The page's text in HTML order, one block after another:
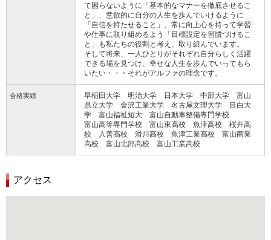
て困らないように「基本的なマナーを徹底させるこ
と」、意欲的に自分の人生を歩んでいけるように
「自信を持たせること」、常に向上心を持って学習
や仕事に取り組めるよう「目標設定を習慣づけるこ
と」も私たちの役割と考え、取り組んでいます。
そして将来、一人ひとりがそれぞれ自分らしく活躍
できる場を見つけ、幸せな人生を歩んでいってもら
いたい・・・それがアルファの理念です。
合格実績
早稲田大学 明治大学 日本大学 中部大学 富山
県立大学 金沢工業大学 名古屋文理大学 目白大
学 富山福祉短大 富山自動車整備専門学校
富山高等専門学校 富山東高校 魚津高校 桜井高
校 入善高校 滑川高校 魚津工業高校 富山商業
高校 富山北部高校 富山工業高校
アクセス